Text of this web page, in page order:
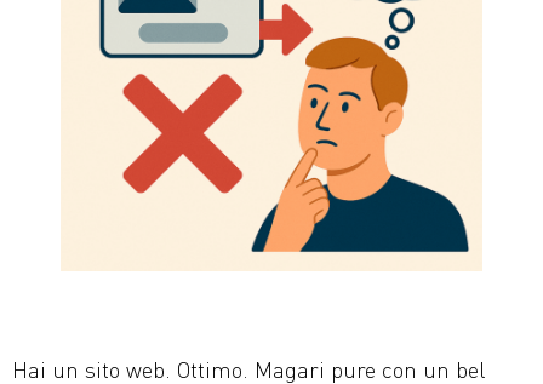
Hai un sito web. Ottimo. Magari pure con un bel